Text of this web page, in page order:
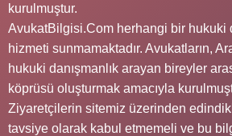
kurulmuştur.
AvukatBilgisi.Com herhangi bir hukuki
hizmeti sunmamaktadır. Avukatların,
hukuki danışmanlık arayan bireyler
köprüsü oluşturmak amacıyla
Ziyaretçilerin sitemiz üzerinden
tavsiye olarak kabul etmemeli ve bu